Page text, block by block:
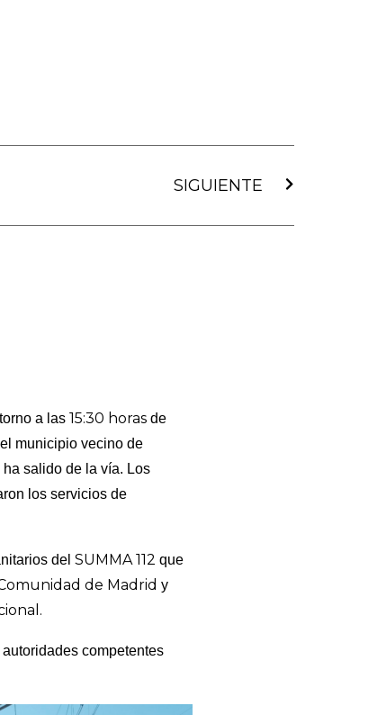
SIGUIENTE
a las15:30 horas de
municipio vecino de
ha salido de la vía. Los
los servicios de
delSUMMA 112 que
de Madrid y
competentes